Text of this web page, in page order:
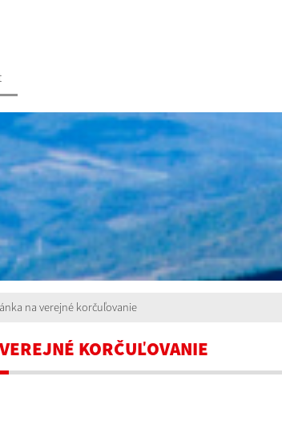
na verejné korčuľovanie
KORČUĽOVANIE